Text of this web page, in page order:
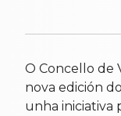
O Concello de
nova edición
unha iniciativa